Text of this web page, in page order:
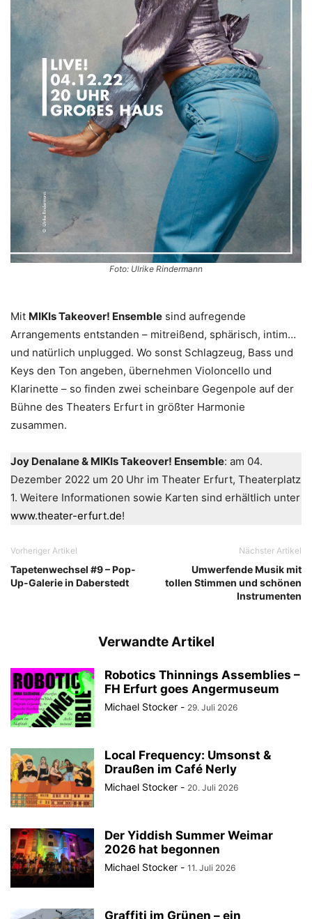
Foto: Ulrike Rindermann
Mit MIKIs Takeover! Ensemble sind aufregende
Arrangements entstanden – mitreißend, sphärisch, intim…
und natürlich unplugged. Wo sonst Schlagzeug, Bass und
Keys den Ton angeben, übernehmen Violoncello und
Klarinette – so finden zwei scheinbare Gegenpole auf der
Bühne des Theaters Erfurt in größter Harmonie
zusammen.
Joy Denalane & MIKIs Takeover! Ensemble: am 04.
Dezember 2022 um 20 Uhr im Theater Erfurt, Theaterplatz
1. Weitere Informationen sowie Karten sind erhältlich unter
www.theater-erfurt.de!
Vorheriger Artikel
Tapetenwechsel #9 – Pop-
Up-Galerie in Daberstedt
Nächster Artikel
Umwerfende Musik mit
tollen Stimmen und schönen
Instrumenten
Verwandte Artikel
Robotics Thinnings Assemblies –
FH Erfurt goes Angermuseum
Michael Stocker - 29. Juli 2026
Local Frequency: Umsonst &
Draußen im Café Nerly
Michael Stocker - 20. Juli 2026
Der Yiddish Summer Weimar
2026 hat begonnen
Michael Stocker - 11. Juli 2026
Graffiti im Grünen – ein